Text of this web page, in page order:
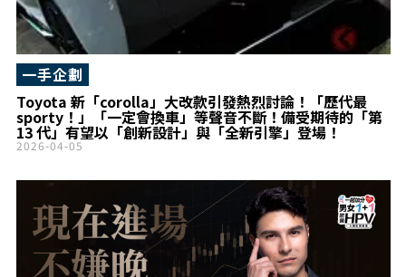
Toyota 新「corolla」大改款引發熱烈討論！「歷代最
sporty！」「一定會換車」等聲音不斷！備受期待的「第
13 代」有望以「創新設計」與「全新引擎」登場！
一手企劃
2026-04-05